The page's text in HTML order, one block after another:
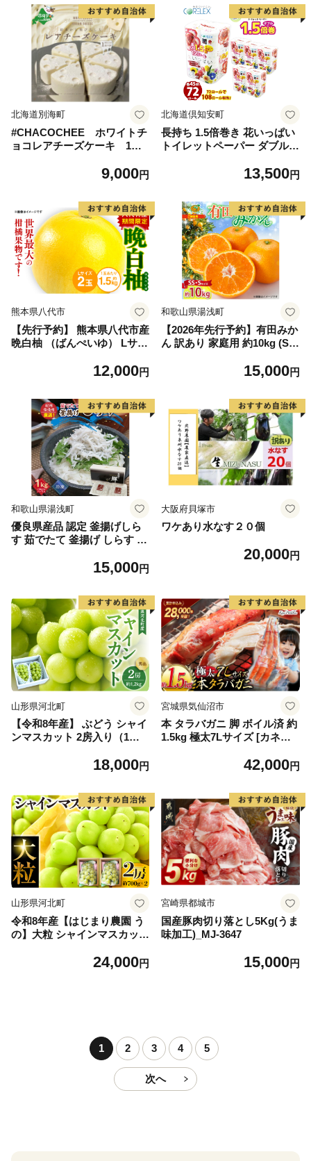
直送 】
北海道別海町
#CHACOCHEE ホワイトチ
ョコレアチーズケーキ 1ホ
海町,チーズ,ちーず,チーズケ
9,000円
北海道倶知安町
長持ち 1.5倍巻き 花いっぱい
トイレットペーパー ダブル 4
プリント ハーブ 香り付き 日
品 備蓄 送料無料 北海道 倶知
安町 日用品
13,500円
熊本県八代市
【先行予約】 熊本県八代市産
晩白柚 （ばんぺいゆ） Lサイ
もの フルーツ おやつ 特産 熊
12,000円
和歌山県湯浅町
【2026年先行予約】有田みか
ん 訳あり 家庭用 約10kg (S
ん フルーツ 柑橘 果物 果実
6098
15,000円
和歌山県湯浅町
優良県産品 認定 釜揚げしら
す 茹でたて 釜揚げ しらす 無
国産 海の幸 海鮮 魚介 紀州湯
無料_C6035n
15,000円
大阪府貝塚市
ワケあり水なす２０個
20,000円
山形県河北町
【令和8年産】 ぶどう シャイ
ンマスカット 2房入り（1房6
産【山形eLab】 ka074-023-r
18,000円
宮城県気仙沼市
本 タラバガニ 脚 ボイル済 約
1.5kg 極太7Lサイズ [カネダ
6] カニ かに 蟹 たらばがに た
42,000円
山形県河北町
令和8年産【はじまり農園 う
の】大粒 シャインマスカット
河北町産 【河北町観光物産協
24,000円
宮崎県都城市
国産豚肉切り落とし5Kg(うま
味加工)_MJ-3647
15,000円
1 2 3 4 5
次へ